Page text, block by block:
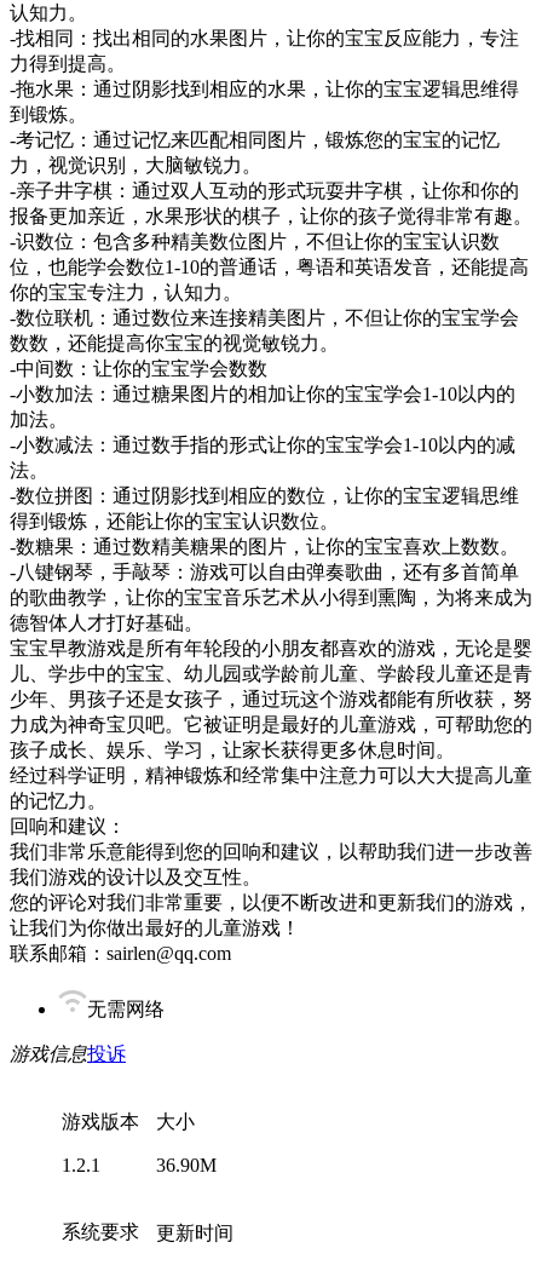
认知力。
-找相同：找出相同的水果图片，让你的宝宝反应能力，专注
力得到提高。
-拖水果：通过阴影找到相应的水果，让你的宝宝逻辑思维得
到锻炼。
-考记忆：通过记忆来匹配相同图片，锻炼您的宝宝的记忆
力，视觉识别，大脑敏锐力。
-亲子井字棋：通过双人互动的形式玩耍井字棋，让你和你的
报备更加亲近，水果形状的棋子，让你的孩子觉得非常有趣。
-识数位：包含多种精美数位图片，不但让你的宝宝认识数
位，也能学会数位1-10的普通话，粤语和英语发音，还能提高
你的宝宝专注力，认知力。
-数位联机：通过数位来连接精美图片，不但让你的宝宝学会
数数，还能提高你宝宝的视觉敏锐力。
-中间数：让你的宝宝学会数数
-小数加法：通过糖果图片的相加让你的宝宝学会1-10以内的
加法。
-小数减法：通过数手指的形式让你的宝宝学会1-10以内的减
法。
-数位拼图：通过阴影找到相应的数位，让你的宝宝逻辑思维
得到锻炼，还能让你的宝宝认识数位。
-数糖果：通过数精美糖果的图片，让你的宝宝喜欢上数数。
-八键钢琴，手敲琴：游戏可以自由弹奏歌曲，还有多首简单
的歌曲教学，让你的宝宝音乐艺术从小得到熏陶，为将来成为
德智体人才打好基础。
宝宝早教游戏是所有年轮段的小朋友都喜欢的游戏，无论是婴
儿、学步中的宝宝、幼儿园或学龄前儿童、学龄段儿童还是青
少年、男孩子还是女孩子，通过玩这个游戏都能有所收获，努
力成为神奇宝贝吧。它被证明是最好的儿童游戏，可帮助您的
孩子成长、娱乐、学习，让家长获得更多休息时间。
经过科学证明，精神锻炼和经常集中注意力可以大大提高儿童
的记忆力。
回响和建议：
我们非常乐意能得到您的回响和建议，以帮助我们进一步改善
我们游戏的设计以及交互性。
您的评论对我们非常重要，以便不断改进和更新我们的游戏，
让我们为你做出最好的儿童游戏！
联系邮箱：sairlen@qq.com
无需网络
游戏信息投诉
游戏版本
1.2.1
大小
36.90M
系统要求 更新时间